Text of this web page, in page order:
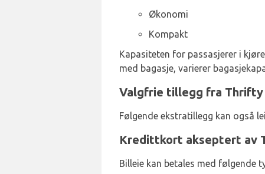
Økonomi
Kompakt
Kapasiteten for passasjerer i
med bagasje, varierer
Valgfrie tillegg fra
Følgende ekstratillegg kan også
Kredittkort akseptert av
Billeie kan betales med følgende